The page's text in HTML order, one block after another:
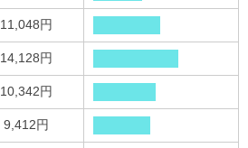
11,048円
14,128円
10,342円
9,412円